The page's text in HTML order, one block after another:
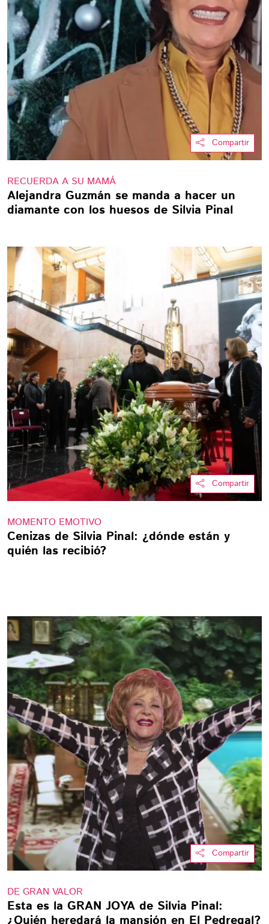
Compartir
RECUERDA A SU MAMÁ
Alejandra Guzmán se manda a hacer un
diamante con los huesos de Silvia Pinal
Compartir
MOMENTO EMOTIVO
Cenizas de Silvia Pinal: ¿dónde están y
quién las recibió?
Compartir
DE GRAN VALOR
Esta es la GRAN JOYA de Silvia Pinal: